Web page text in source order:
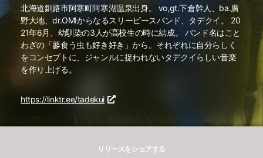
北海道釧路市阿寒町阿寒湖温泉出身。 vo,gt.下倉幹人、ba.廣
野大地、dr.OMIからなるスリーピースバンド、タデクイ。 20
21年6月、幼馴染の3人が高校生の時に結成。 バンド名はこと
わざの「蓼食う虫も好き好き」から。それぞれに自分らしく
をコンセプトに、ジャンルに捉われないタデクイらしい音楽
を作り上げる。
https://linktr.ee/tadekui
リリースをシェアする